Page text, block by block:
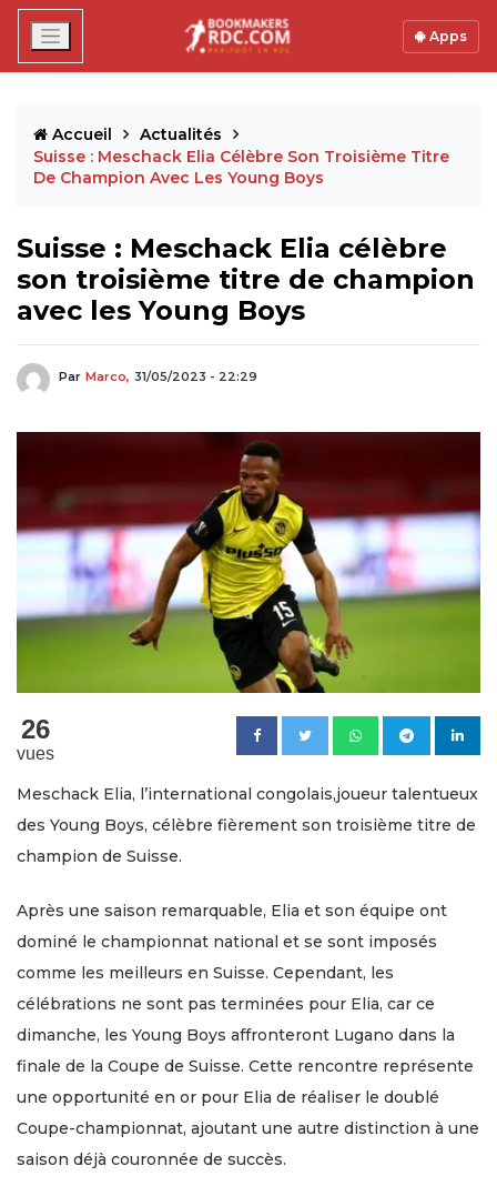
Apps
Accueil
Actualités
Suisse : Meschack Elia Célèbre Son Troisième Titre
De Champion Avec Les Young Boys
Suisse : Meschack Elia célèbre
son troisième titre de champion
avec les Young Boys
Par Marco, 31/05/2023 - 22:29
26
vues
Meschack Elia, l’international congolais,joueur talentueux
des Young Boys, célèbre fièrement son troisième titre de
champion de Suisse.
Après une saison remarquable, Elia et son équipe ont
dominé le championnat national et se sont imposés
comme les meilleurs en Suisse. Cependant, les
célébrations ne sont pas terminées pour Elia, car ce
dimanche, les Young Boys affronteront Lugano dans la
finale de la Coupe de Suisse. Cette rencontre représente
une opportunité en or pour Elia de réaliser le doublé
Coupe-championnat, ajoutant une autre distinction à une
saison déjà couronnée de succès.